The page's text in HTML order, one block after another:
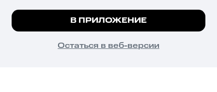
психотропных веществ, их аналогов причиняет вред здоровью,
их незаконный оборот запрещён и влечёт установленную
законодательством ответственность.
© 2026 ООО «КИОН».
Все права защищены
Мы используем куки, чтобы на сайте все
Подробнее
ПОНЯТНО
В ПРИЛОЖЕНИЕ
Остаться в веб-версии